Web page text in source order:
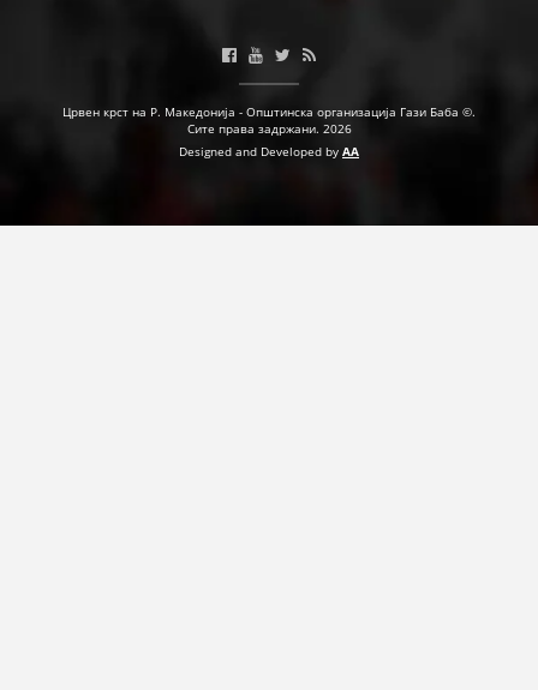
Црвен крст на Р. Македонија - Општинска организација Гази Баба ©.
Сите права задржани. 2026
Designed and Developed by AA